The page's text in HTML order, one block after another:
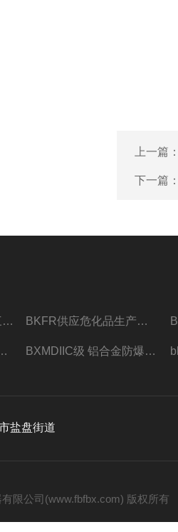
上一篇
下一篇
三防配电箱FXM(D)-T 三防型黑色工程塑料 BKFR供应危化品生产车间1.5匹2匹3匹5匹防爆空调
防爆照明动力箱厂家 定做 BXMDIIC级 铝合金防爆照明动力配电箱 加工定做
盐盘街道
有限公司(www.fbfbx.com) 版权所